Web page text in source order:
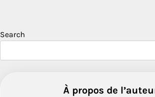
Search
À propos de